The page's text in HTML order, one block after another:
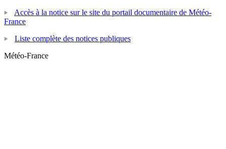
Accès à la notice sur le site du portail documentaire de Météo-
France
Liste complète des notices publiques
Météo-France